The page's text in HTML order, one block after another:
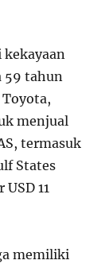
59 tahun
Toyota,
menjual
termasuk
States
11
memiliki